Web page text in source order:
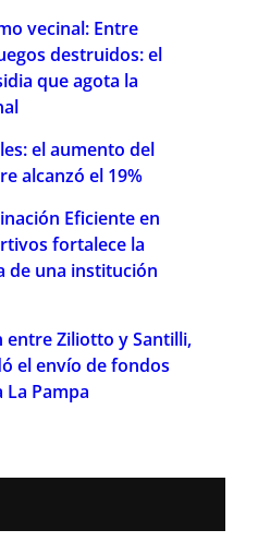
vecinal: Entre
destruidos: el
que agota la
el aumento del
alcanzó el 19%
Eficiente en
fortalece la
de una institución
entre Ziliotto y Santilli,
el envío de fondos
La Pampa